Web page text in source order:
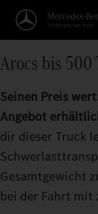
Arocs bis 500
Seinen Preis
Angebot
dir dieser Truck
Gesamtgewicht
bei der Fahrt mit